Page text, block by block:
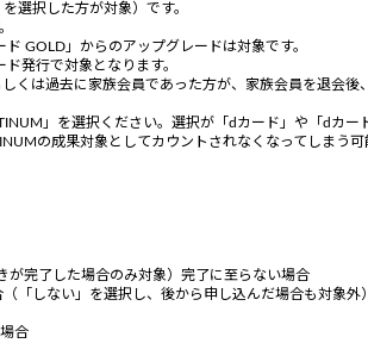
選択した方が対象）です。
GOLD」からのアップグレードは対象です。
発行で対象となります。
は過去に家族会員であった方が、家族会員を退会後
」を選択ください。選択が「dカード」や「dカ
の成果対象としてカウントされなくなってしまう
が完了した場合のみ対象）完了に至らない場合
「しない」を選択し、後から申し込んだ場合も対象外）
合